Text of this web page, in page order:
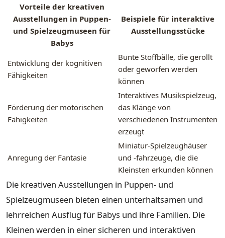
Vorteile der kreativen
Ausstellungen in Puppen-
und Spielzeugmuseen für
Babys
Beispiele für interaktive
Ausstellungsstücke
Entwicklung der kognitiven
Fähigkeiten
Bunte Stoffbälle, die gerollt
oder geworfen werden
können
Förderung der motorischen
Fähigkeiten
Interaktives Musikspielzeug,
das Klänge von
verschiedenen Instrumenten
erzeugt
Anregung der Fantasie
Miniatur-Spielzeughäuser
und -fahrzeuge, die die
Kleinsten erkunden können
Die kreativen Ausstellungen in Puppen- und
Spielzeugmuseen bieten einen unterhaltsamen und
lehrreichen Ausflug für Babys und ihre Familien. Die
Kleinen werden in einer sicheren und interaktiven